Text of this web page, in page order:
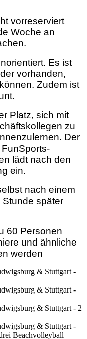
vorreserviert
Woche an
Es ist
vorhanden,
Zudem ist
Platz, sich mit
zu
Der
lädt nach den
ein.
nach einem
später
60 Personen
und ähnliche
werden